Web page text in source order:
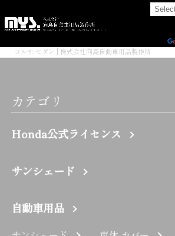
コルサ セダン | 株式会社向島自動車用品製作所
カテゴリ
Honda公式ライセンス
サンシェード
自動車用品